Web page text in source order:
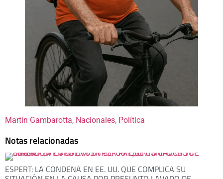
Martín Gambarotta, Nacionales, Política
Notas relacionadas
ESPERT: LA CONDENA EN EE. UU. QUE COMPLICA SU